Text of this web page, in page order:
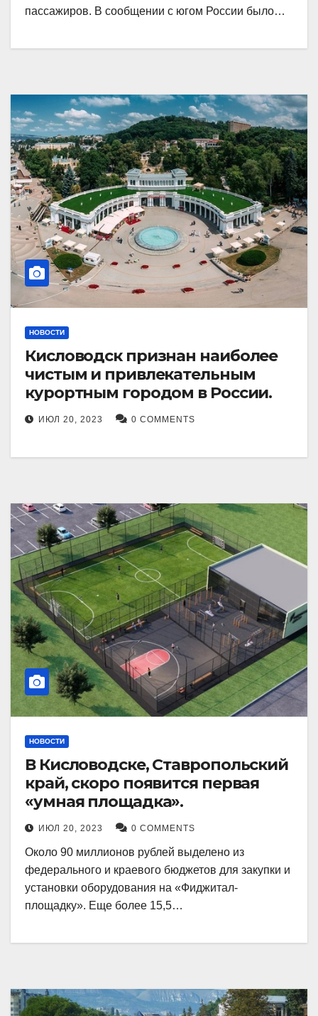
пассажиров. В сообщении с югом России было…
НОВОСТИ
Кисловодск признан наиболее
чистым и привлекательным
курортным городом в России.
ИЮЛ 20, 2023 0 COMMENTS
НОВОСТИ
В Кисловодске, Ставропольский
край, скоро появится первая
«умная площадка».
ИЮЛ 20, 2023 0 COMMENTS
Около 90 миллионов рублей выделено из
федерального и краевого бюджетов для закупки и
установки оборудования на «Фиджитал-
площадку». Еще более 15,5…